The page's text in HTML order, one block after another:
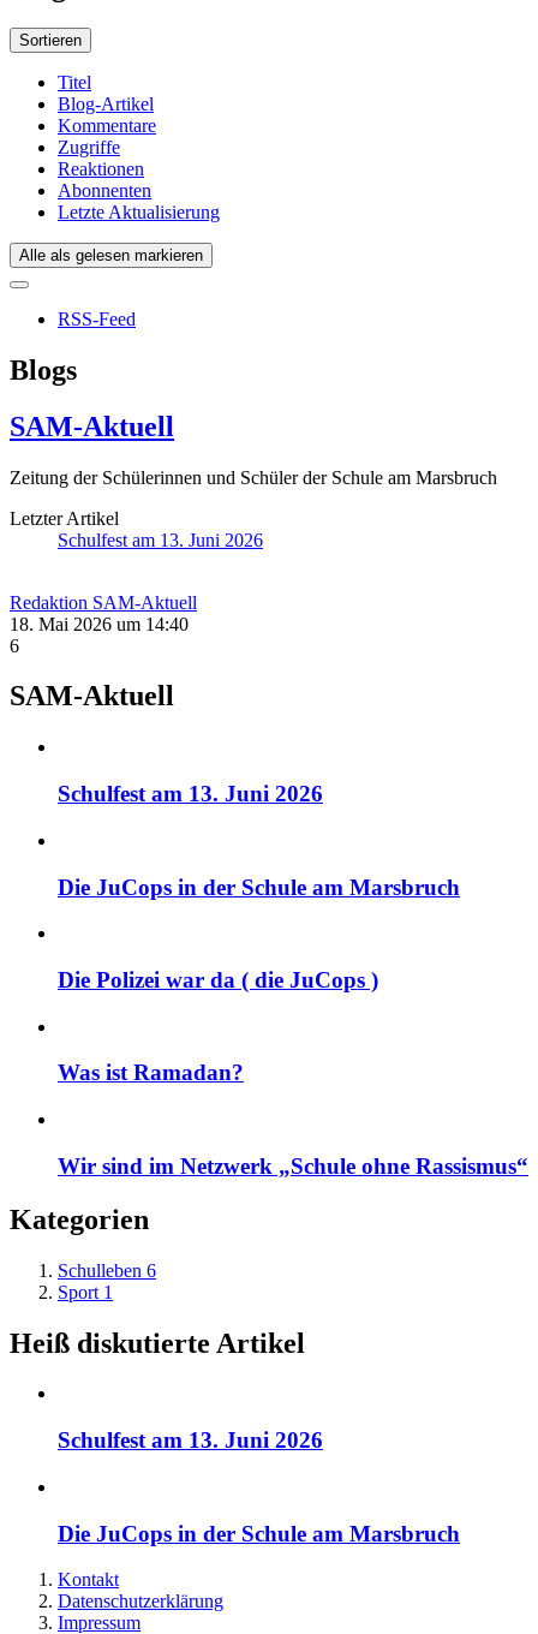
Sortieren
Titel
Blog-Artikel
Kommentare
Zugriffe
Reaktionen
Abonnenten
Letzte Aktualisierung
Alle als gelesen markieren
RSS-Feed
Blogs
SAM-Aktuell
Zeitung der Schülerinnen und Schüler der Schule am Marsbruch
Letzter Artikel
Schulfest am 13. Juni 2026
Redaktion SAM-Aktuell
18. Mai 2026 um 14:40
6
SAM-Aktuell
Schulfest am 13. Juni 2026
Die JuCops in der Schule am Marsbruch
Die Polizei war da ( die JuCops )
Was ist Ramadan?
Wir sind im Netzwerk „Schule ohne Rassismus“
Kategorien
Schulleben 6
Sport 1
Heiß diskutierte Artikel
Schulfest am 13. Juni 2026
Die JuCops in der Schule am Marsbruch
Kontakt
Datenschutzerklärung
Impressum